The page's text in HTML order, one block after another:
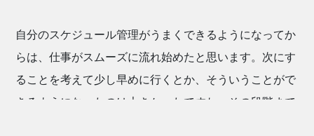
自分のスケジュール管理がうまくできるようになってか
らは、仕事がスムーズに流れ始めたと思います。次にす
ることを考えて少し早めに行くとか、そういうことがで
きるようになったのは大きかったですね。その段階まで